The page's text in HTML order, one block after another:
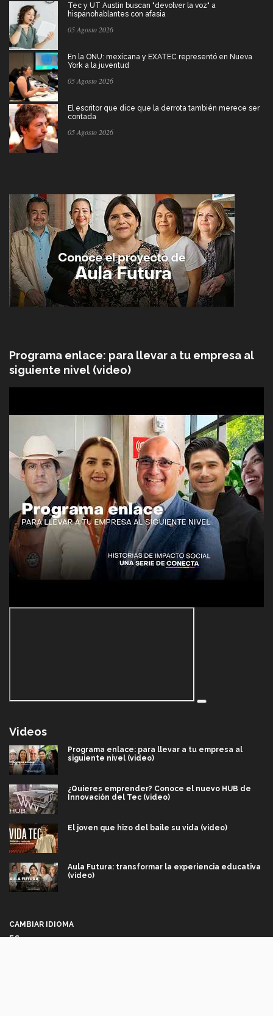
Tec y UT Austin buscan "devolver la voz" a
hispanohablantes con afasia
05 Agosto 2026
En la ONU: mexicana y EXATEC representó en Nueva
York a la juventud
05 Agosto 2026
El escritor que dice que la derrota también merece ser
contada
05 Agosto 2026
Programa enlace: para llevar a tu empresa al
siguiente nivel (video)
Videos
Programa enlace: para llevar a tu empresa al
siguiente nivel (video)
¿Quieres emprender? Conoce el nuevo HUB de
Innovación del Tec (video)
El joven que hizo del baile su vida (video)
Aula Futura: transformar la experiencia educativa
(video)
CAMBIAR IDIOMA
ES